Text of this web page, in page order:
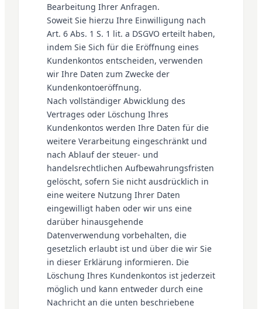
Bearbeitung Ihrer Anfragen.
Soweit Sie hierzu Ihre Einwilligung nach
Art. 6 Abs. 1 S. 1 lit. a DSGVO erteilt haben,
indem Sie Sich für die Eröffnung eines
Kundenkontos entscheiden, verwenden
wir Ihre Daten zum Zwecke der
Kundenkontoeröffnung.
Nach vollständiger Abwicklung des
Vertrages oder Löschung Ihres
Kundenkontos werden Ihre Daten für die
weitere Verarbeitung eingeschränkt und
nach Ablauf der steuer- und
handelsrechtlichen Aufbewahrungsfristen
gelöscht, sofern Sie nicht ausdrücklich in
eine weitere Nutzung Ihrer Daten
eingewilligt haben oder wir uns eine
darüber hinausgehende
Datenverwendung vorbehalten, die
gesetzlich erlaubt ist und über die wir Sie
in dieser Erklärung informieren. Die
Löschung Ihres Kundenkontos ist jederzeit
möglich und kann entweder durch eine
Nachricht an die unten beschriebene